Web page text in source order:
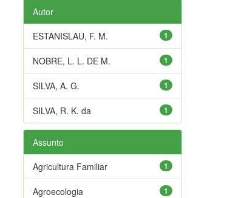
Autor
1
ESTANISLAU, F. M.
1
NOBRE, L. L. DE M.
1
SILVA, A. G.
1
SILVA, R. K. da
Assunto
1
Agricultura Familiar
1
Agroecologia